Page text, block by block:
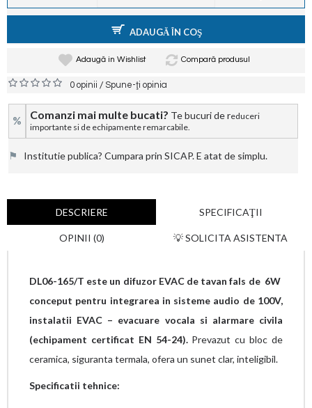
ADAUGĂ ÎN COŞ
Adaugă in Wishlist Compară produsul
0 opinii /Spune-ţi opinia
% Comanzi mai multe bucati? Te bucuri de reduceri
importante si de echipamente remarcabile.
⚑ Institutie publica? Cumpara prin SICAP. E atat de simplu.
DESCRIERE SPECIFICAŢII
OPINII (0) 💡 SOLICITA ASISTENTA
DL06-165/T este un difuzor EVAC de tavan fals de 6W
conceput pentru integrarea in sisteme audio de 100V,
instalatii EVAC – evacuare vocala si alarmare civila
(echipament certificat EN 54-24). Prevazut cu bloc de
ceramica, siguranta termala, ofera un sunet clar, inteligibil.
Specificatii tehnice: